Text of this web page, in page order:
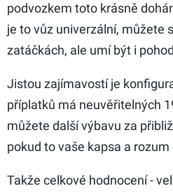
podvozkem toto krásně
je to vůz univerzální, můžete
zatáčkách, ale umí být i
Jistou zajímavostí je
příplatků má neuvěřitelných
můžete další výbavu za
pokud to vaše kapsa a rozum
Takže celkové hodnocení -